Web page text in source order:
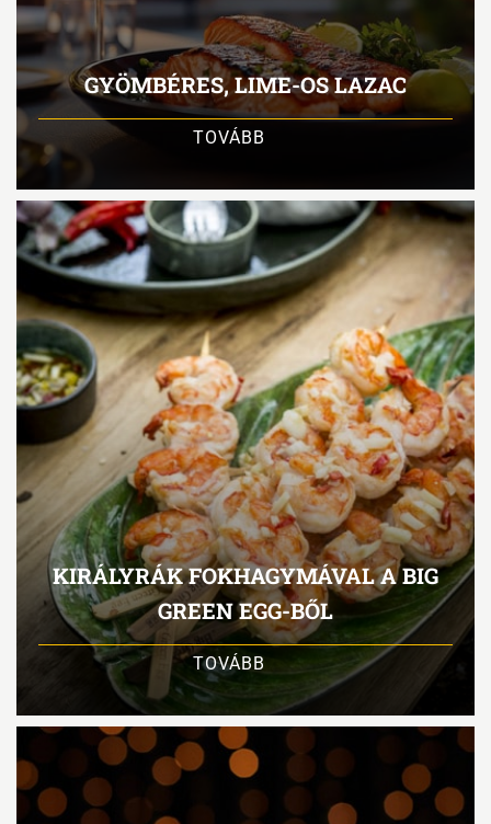
GYÖMBÉRES, LIME-OS LAZAC
TOVÁBB
KIRÁLYRÁK FOKHAGYMÁVAL A BIG
GREEN EGG-BŐL
TOVÁBB